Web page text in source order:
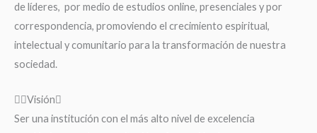
de líderes, por medio de estudios online, presenciales y por
correspondencia, promoviendo el crecimiento espiritual,
intelectual y comunitario para la transformación de nuestra
sociedad.
Visión
Ser una institución con el más alto nivel de excelencia